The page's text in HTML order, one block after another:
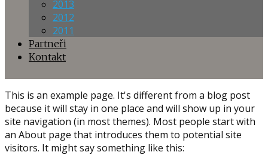
2013
2012
2011
Partneři
Kontakt
This is an example page. It's different from a blog post
because it will stay in one place and will show up in your
site navigation (in most themes). Most people start with
an About page that introduces them to potential site
visitors. It might say something like this: